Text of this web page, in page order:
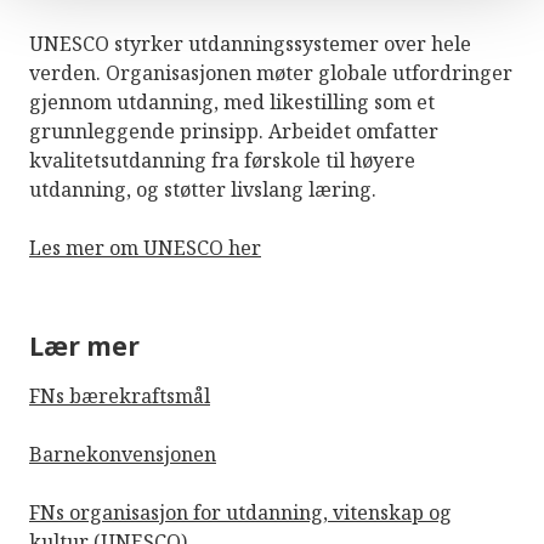
UNESCO styrker utdanningssystemer over hele
verden. Organisasjonen møter globale utfordringer
gjennom utdanning, med likestilling som et
grunnleggende prinsipp. Arbeidet omfatter
kvalitetsutdanning fra førskole til høyere
utdanning, og støtter livslang læring.
Les mer om UNESCO her
Lær mer
FNs bærekraftsmål
Barnekonvensjonen
FNs organisasjon for utdanning, vitenskap og